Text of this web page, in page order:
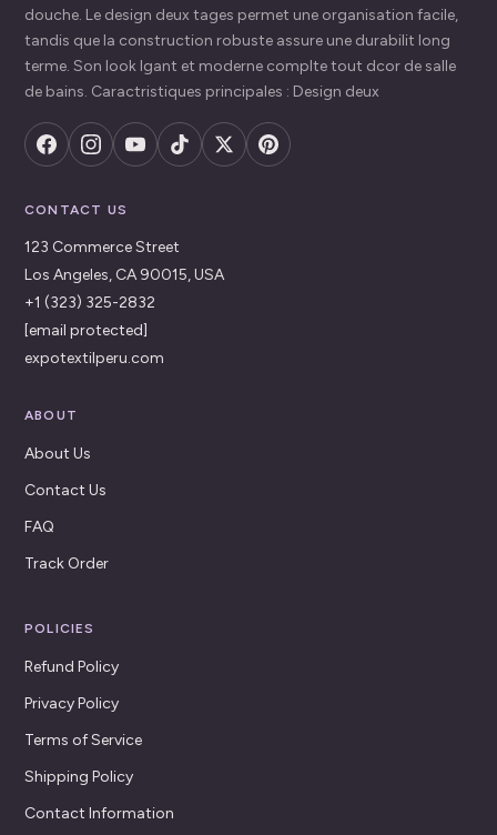
douche. Le design deux tages permet une organisation facile,
tandis que la construction robuste assure une durabilit long
terme. Son look lgant et moderne complte tout dcor de salle
de bains. Caractristiques principales : Design deux
CONTACT US
123 Commerce Street
Los Angeles, CA 90015, USA
+1 (323) 325-2832
[email protected]
expotextilperu.com
ABOUT
About Us
Contact Us
FAQ
Track Order
POLICIES
Refund Policy
Privacy Policy
Terms of Service
Shipping Policy
Contact Information